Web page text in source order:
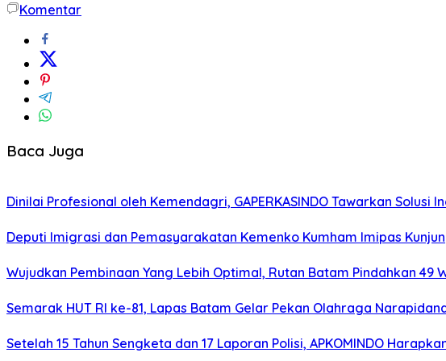
Komentar
Baca Juga
Dinilai Profesional oleh Kemendagri, GAPERKASINDO Tawarkan Solusi
Deputi Imigrasi dan Pemasyarakatan Kemenko Kumham Imipas
Wujudkan Pembinaan Yang Lebih Optimal, Rutan Batam Pindahkan 49
Semarak HUT RI ke-81, Lapas Batam Gelar Pekan Olahraga
Setelah 15 Tahun Sengketa dan 17 Laporan Polisi, APKOMINDO